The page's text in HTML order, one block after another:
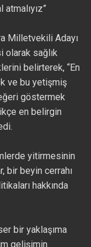
atmalıyız”
Milletvekili Adayı
olarak sağlık
belirterek, “En
ve bu yetişmiş
göstermek
en belirgin
yitirmesinin
bir beyin cerrahı
hakkında
bir yaklaşıma
gelişimin